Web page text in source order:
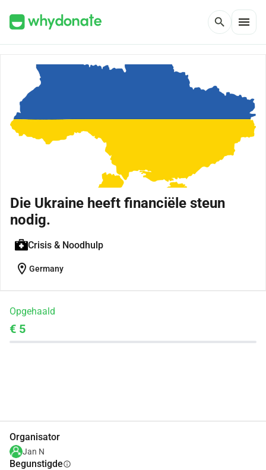
search menu
Die Ukraine heeft financiële steun
nodig.
Crisis & Noodhulp
location_on Germany
Opgehaald
€ 5
Organisator
Jan N
Begunstigdeinfo